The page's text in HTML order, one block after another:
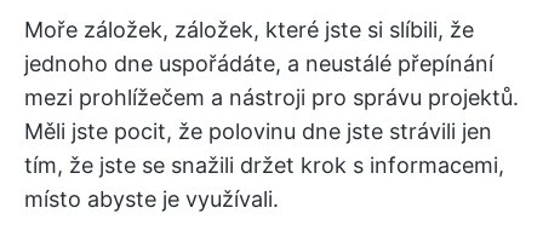
Moře záložek, záložek, které jste si slíbili, že
jednoho dne uspořádáte, a neustálé přepínání
mezi prohlížečem a nástroji pro správu projektů.
Měli jste pocit, že polovinu dne jste strávili jen
tím, že jste se snažili držet krok s informacemi,
místo abyste je využívali.